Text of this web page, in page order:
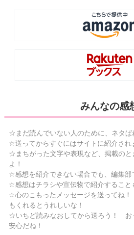
みんなの感
☆まだ読んでいない人のために、ネタば
☆送ってからすぐにはサイトに紹介され
☆まちがった文字や表現など、掲載のと
よ！
☆感想を紹介できない場合でも、編集部
☆感想はチラシや宣伝物で紹介すること
☆心のこもったメッセージを送ってね
もくれるとうれしいな！
☆いちど読みなおしてから送ろう！ お
安心だね！